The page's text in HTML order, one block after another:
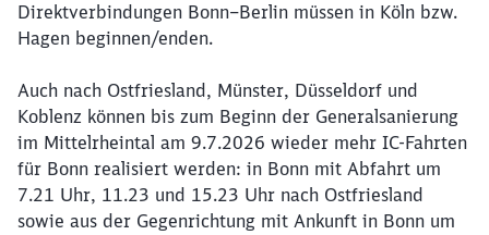
Direktverbindungen Bonn–Berlin müssen in Köln bzw.
Hagen beginnen/enden.
Auch nach Ostfriesland, Münster, Düsseldorf und
Koblenz können bis zum Beginn der Generalsanierung
im Mittelrheintal am 9.7.2026 wieder mehr IC-Fahrten
für Bonn realisiert werden: in Bonn mit Abfahrt um
7.21 Uhr, 11.23 und 15.23 Uhr nach Ostfriesland
sowie aus der Gegenrichtung mit Ankunft in Bonn um